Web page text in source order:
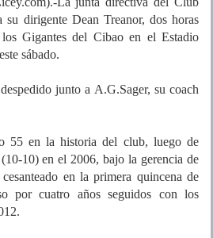
dirigente Dean Treanor, dos horas
Gigantes del Cibao en el Estadio
sábado.
junto a A.G.Sager, su coach
55 en la historia del club, luego de
10) en el 2006, bajo la gerencia de
en la primera quincena de
por cuatro años seguidos con los